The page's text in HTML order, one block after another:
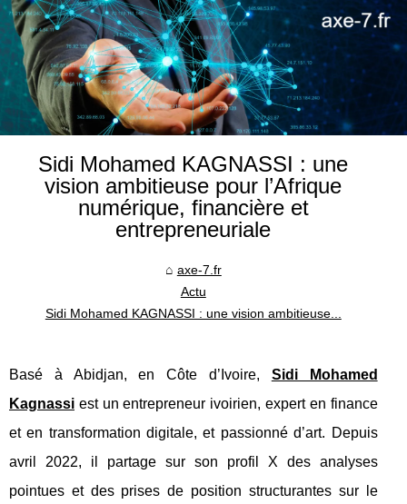
Sidi Mohamed KAGNASSI : une
vision ambitieuse pour l’Afrique
numérique, financière et
entrepreneuriale
axe-7.fr
Actu
Sidi Mohamed KAGNASSI : une vision ambitieuse...
Basé à Abidjan, en Côte d’Ivoire, Sidi Mohamed
Kagnassi est un entrepreneur ivoirien, expert en finance
et en transformation digitale, et passionné d’art. Depuis
avril 2022, il partage sur son profil X des analyses
pointues et des prises de position structurantes sur le